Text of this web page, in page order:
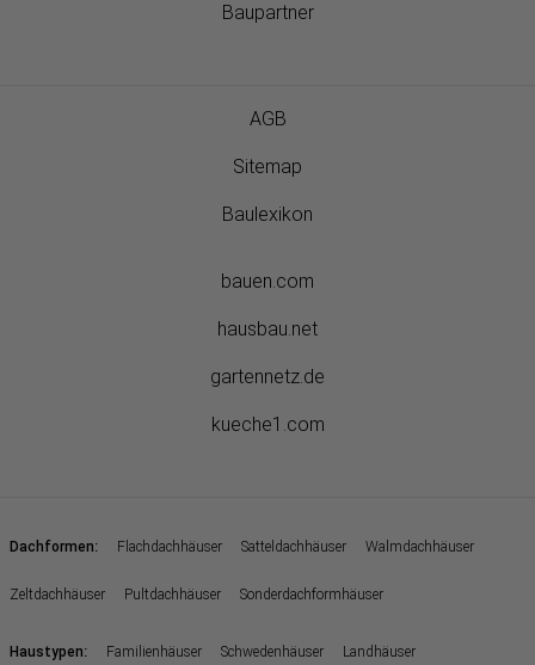
Baupartner
AGB
Sitemap
Baulexikon
bauen.com
hausbau.net
gartennetz.de
kueche1.com
Dachformen: Flachdachhäuser Satteldachhäuser Walmdachhäuser
Zeltdachhäuser Pultdachhäuser Sonderdachformhäuser
Haustypen: Familienhäuser Schwedenhäuser Landhäuser